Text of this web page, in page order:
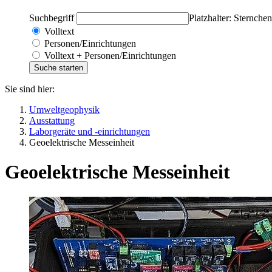
Suchbegriff
Platzhalter:
Volltext
Personen/Einrichtungen
Volltext + Personen/Einrichtungen
Sie sind hier:
Umweltgeophysik
Ausstattung
Laborgeräte und -einrichtungen
Geoelektrische Messeinheit
Geoelektrische Messeinheit